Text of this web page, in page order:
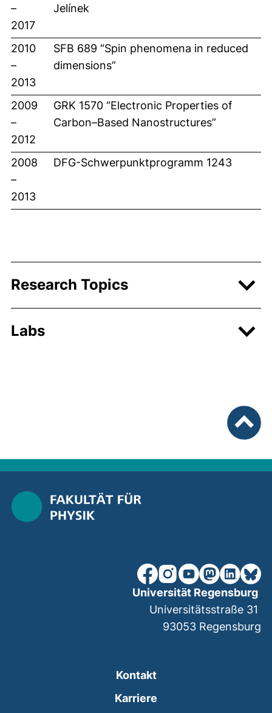
–
2017
Jelínek
2010
–
2013
SFB 689 “Spin phenomena in reduced
dimensions”
2009
–
2012
GRK 1570 “Electronic Properties of
Carbon–Based Nanostructures”
2008
–
2013
DFG-Schwerpunktprogramm 1243
Research Topics
Labs
nach
unsere Facebook-Seite
unsere Instagram-
unsere YouTube-
unsereunsere
Kontakt
Karriere
Universität Regensburg
Universitätsstraße 31
93053 Regensburg